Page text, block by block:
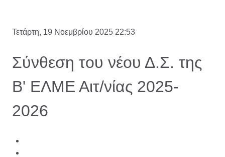
Τετάρτη, 19 Νοεμβρίου 2025 22:53
Σύνθεση του νέου Δ.Σ. της
Β' ΕΛΜΕ Αιτ/νίας 2025-
2026